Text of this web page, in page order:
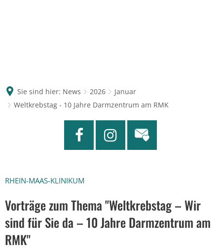
Sie sind hier: News 2026
Januar
Weltkrebstag - 10 Jahre Darmzentrum am RMK
RHEIN-MAAS-KLINIKUM
Vorträge zum Thema "Weltkrebstag – Wir
sind für Sie da – 10 Jahre Darmzentrum am
RMK"